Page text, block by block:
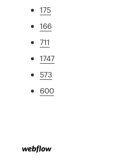
175
166
711
1747
573
600